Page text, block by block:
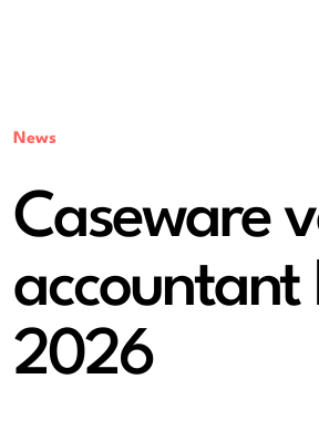
News
Caseware
accountant
2026